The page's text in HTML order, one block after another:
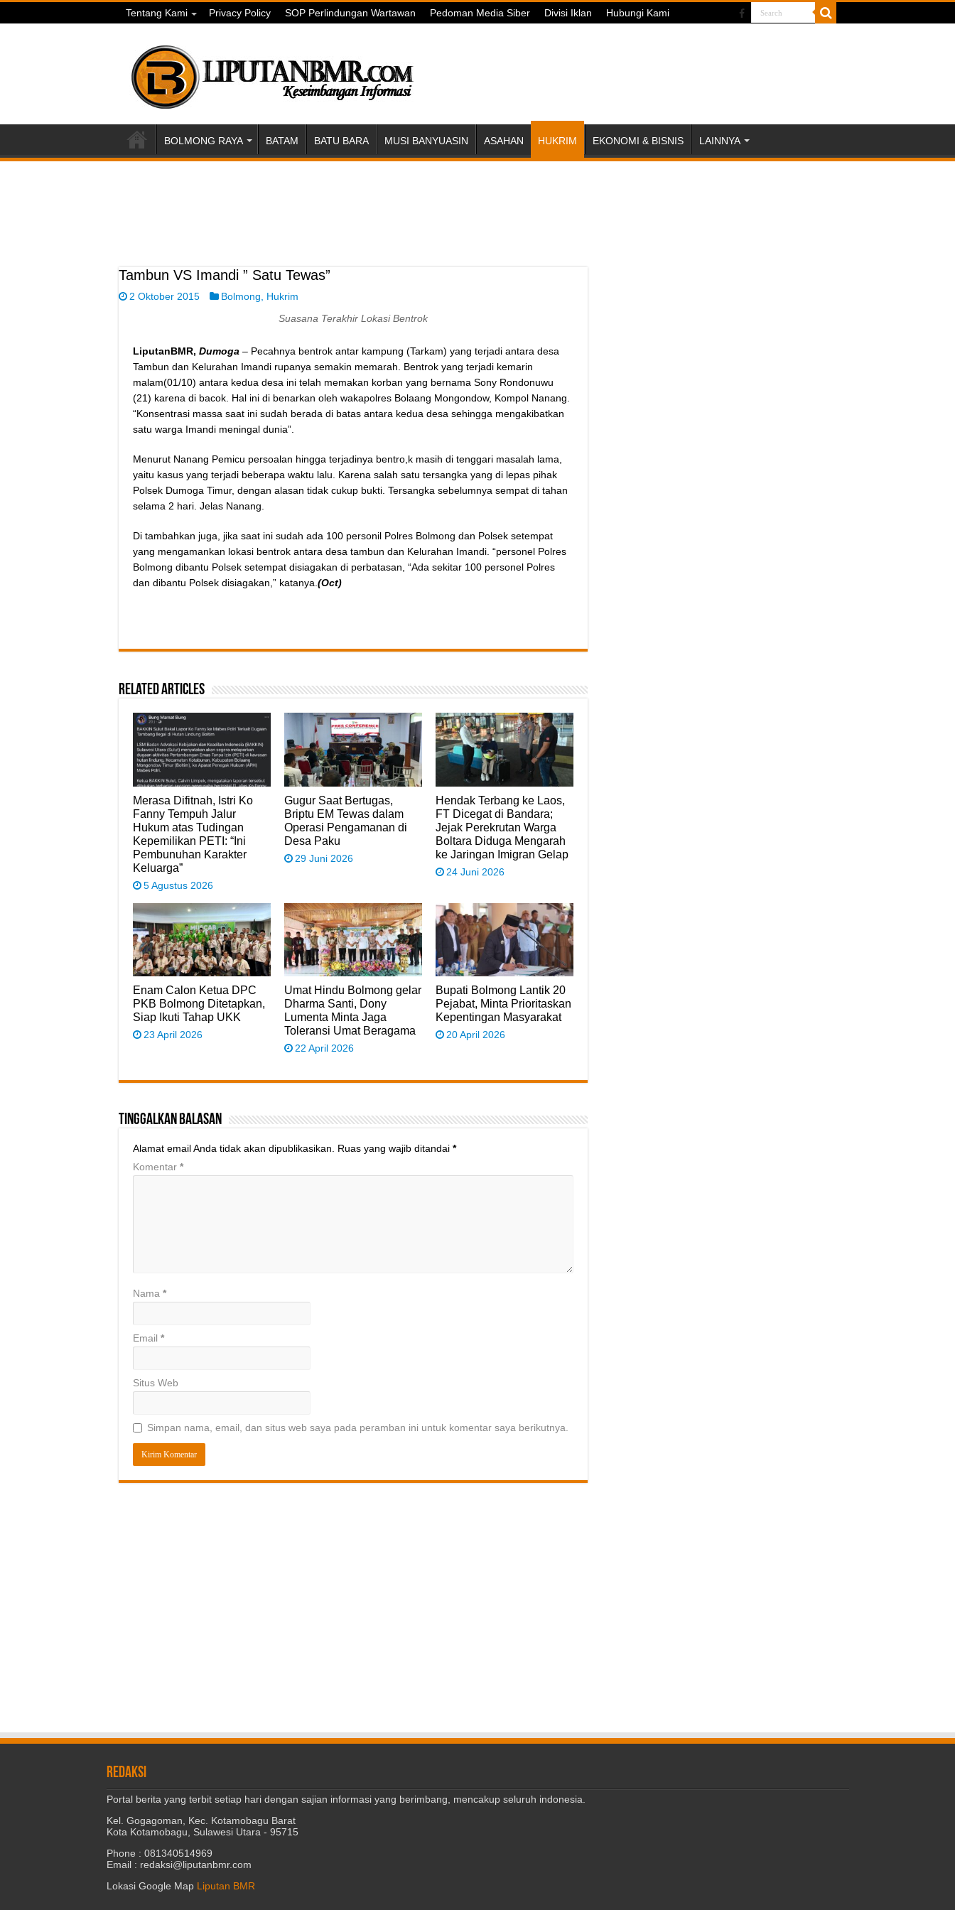
Tentang Kami Privacy Policy SOP Perlindungan Wartawan Pedoman Media Siber Divisi Iklan Hubungi Kami
BOLMONG RAYA BATAM BATU BARA MUSI BANYUASIN ASAHAN HUKRIM EKONOMI & BISNIS LAINNYA
Tambun VS Imandi ” Satu Tewas”
2 Oktober 2015 Bolmong
Hukrim
Suasana Terakhir Lokasi Bentrok
LiputanBMR, Dumoga – Pecahnya bentrok antar kampung (Tarkam) yang terjadi antara desa
Tambun dan Kelurahan Imandi rupanya semakin memarah. Bentrok yang terjadi kemarin
malam(01/10) antara kedua desa ini telah memakan korban yang bernama Sony Rondonuwu
(21) karena di bacok. Hal ini di benarkan oleh wakapolres Bolaang Mongondow, Kompol Nanang.
“Konsentrasi massa saat ini sudah berada di batas antara kedua desa sehingga mengakibatkan
satu warga Imandi meningal dunia”.
Menurut Nanang Pemicu persoalan hingga terjadinya bentro,k masih di tenggari masalah lama,
yaitu kasus yang terjadi beberapa waktu lalu. Karena salah satu tersangka yang di lepas pihak
Polsek Dumoga Timur, dengan alasan tidak cukup bukti. Tersangka sebelumnya sempat di tahan
selama 2 hari. Jelas Nanang.
Di tambahkan juga, jika saat ini sudah ada 100 personil Polres Bolmong dan Polsek setempat
yang mengamankan lokasi bentrok antara desa tambun dan Kelurahan Imandi. “personel Polres
Bolmong dibantu Polsek setempat disiagakan di perbatasan, “Ada sekitar 100 personel Polres
dan dibantu Polsek disiagakan,” katanya.(Oct)
Related Articles
Merasa Difitnah, Istri Ko
Fanny Tempuh Jalur
Hukum atas Tudingan
Kepemilikan PETI: “Ini
Pembunuhan Karakter
Keluarga”
5 Agustus 2026
Gugur Saat Bertugas,
Briptu EM Tewas dalam
Operasi Pengamanan di
Desa Paku
29 Juni 2026
Hendak Terbang ke Laos,
FT Dicegat di Bandara;
Jejak Perekrutan Warga
Boltara Diduga Mengarah
ke Jaringan Imigran Gelap
24 Juni 2026
Enam Calon Ketua DPC
PKB Bolmong Ditetapkan,
Siap Ikuti Tahap UKK
23 April 2026
Umat Hindu Bolmong gelar
Dharma Santi, Dony
Lumenta Minta Jaga
Toleransi Umat Beragama
22 April 2026
Bupati Bolmong Lantik 20
Pejabat, Minta Prioritaskan
Kepentingan Masyarakat
20 April 2026
Tinggalkan Balasan
Alamat email Anda tidak akan dipublikasikan. Ruas yang wajib ditandai *
Komentar *
Nama *
Email *
Situs Web
Simpan nama, email, dan situs web saya pada peramban ini untuk komentar saya berikutnya.
REDAKSI
Portal berita yang terbit setiap hari dengan sajian informasi yang berimbang, mencakup seluruh indonesia.
Kel. Gogagoman, Kec. Kotamobagu Barat
Kota Kotamobagu, Sulawesi Utara - 95715
Phone : 081340514969
Email : redaksi@liputanbmr.com
Lokasi Google Map Liputan BMR